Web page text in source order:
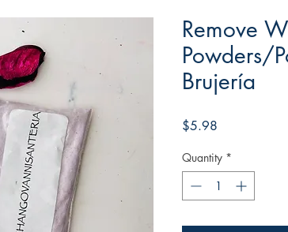
Remove
Powders/
Brujería
$5.98
Quantity *